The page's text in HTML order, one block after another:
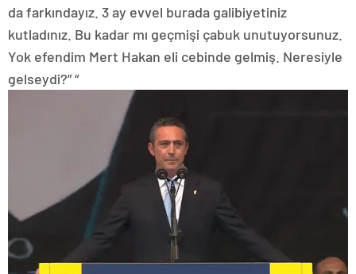
da farkındayız. 3 ay evvel burada galibiyetiniz
kutladınız. Bu kadar mı geçmişi çabuk unutuyorsunuz.
Yok efendim Mert Hakan eli cebinde gelmiş. Neresiyle
gelseydi?” “